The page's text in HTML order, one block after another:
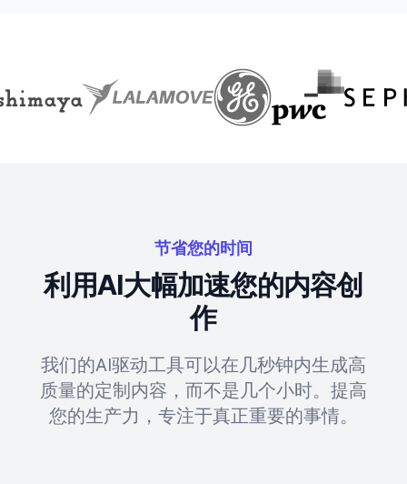
节省您的时间
利用AI大幅加速您的内容创
作
我们的AI驱动工具可以在几秒钟内生成高
质量的定制内容，而不是几个小时。提高
您的生产力，专注于真正重要的事情。